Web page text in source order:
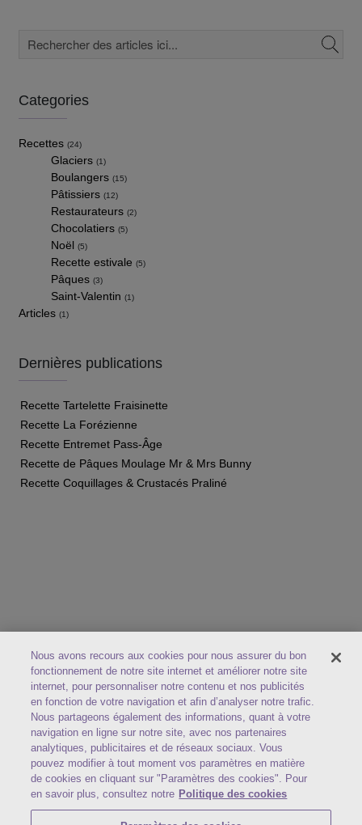
Categories
Recettes(24)
Glaciers(1)
Boulangers(15)
Pâtissiers(12)
Restaurateurs(2)
Chocolatiers(5)
Noël(5)
Recette estivale(5)
Pâques(3)
Saint-Valentin(1)
Articles(1)
Dernières publications
Recette Tartelette Fraisinette
Recette La Forézienne
Recette Entremet Pass-Âge
Recette de Pâques Moulage Mr & Mrs Bunny
Recette Coquillages & Crustacés Praliné
Qui sommes-nous ?
Conditions de livraison
Nous avons recours aux cookies pour nous assurer du bon
fonctionnement de notre site internet et améliorer notre site
internet, pour personnaliser notre contenu et nos publicités
en fonction de votre navigation et afin d’analyser notre trafic.
Nous partageons également des informations, quant à votre
navigation en ligne sur notre site, avec nos partenaires
analytiques, publicitaires et de réseaux sociaux. Vous
pouvez modifier à tout moment vos paramètres en matière
de cookies en cliquant sur "Paramètres des cookies". Pour
en savoir plus, consultez notre Politique des cookies